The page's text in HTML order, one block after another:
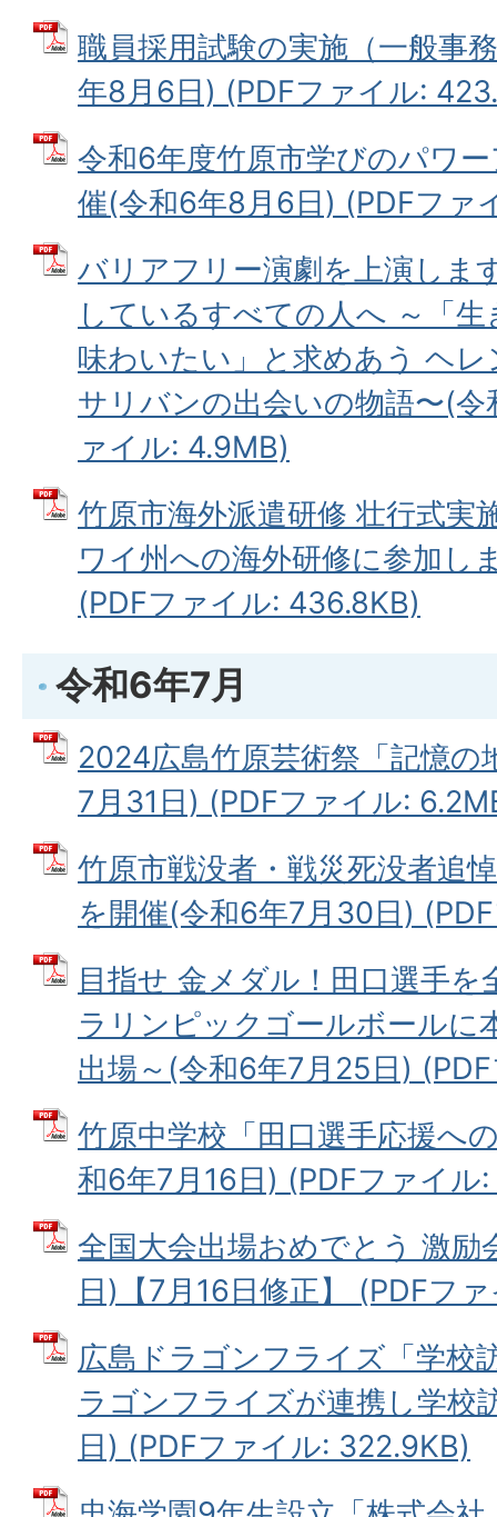
職員採用試験の実施（一般事
年8月6日) (PDFファイル:
令和6年度竹原市学びのパワ
催(令和6年8月6日) (PDFファ
バリアフリー演劇を上演しま
しているすべての人へ ～「
味わいたい」と求めあう ヘ
サリバンの出会いの物語〜(
ァイル: 4.9MB)
竹原市海外派遣研修 壮行式実
ワイ州への海外研修に参加し
(PDFファイル: 436.8KB)
令和6年7月
2024広島竹原芸術祭「記憶の
7月31日) (PDFファイル:
竹原市戦没者・戦災死没者追
を開催(令和6年7月30日)
目指せ 金メダル！田口選手
ラリンピックゴールボールに
出場～(令和6年7月25日)
竹原中学校「田口選手応援へ
和6年7月16日) (PDFファイル
全国大会出場おめでとう 激励
日)【7月16日修正】 (PDFフ
広島ドラゴンフライズ「学校
ラゴンフライズが連携し学校
日) (PDFファイル: 322.9KB)